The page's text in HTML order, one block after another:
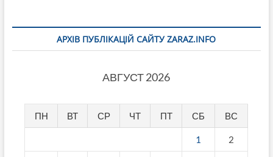
АРХІВ ПУБЛІКАЦІЙ САЙТУ ZARAZ.INFO
АВГУСТ 2026
ПН ВТ СР ЧТ ПТ СБ ВС
1 2